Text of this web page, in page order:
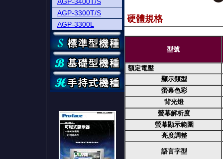
AGP-3300T/S
AGP-3300L
硬體規格
型號
額定電壓
顯示類型
螢幕色彩
背光燈
螢幕解析度
螢幕顯示範圍
亮度調整
語言字型